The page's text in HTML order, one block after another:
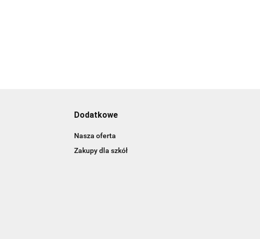
Dodatkowe
Nasza oferta
Zakupy dla szkół